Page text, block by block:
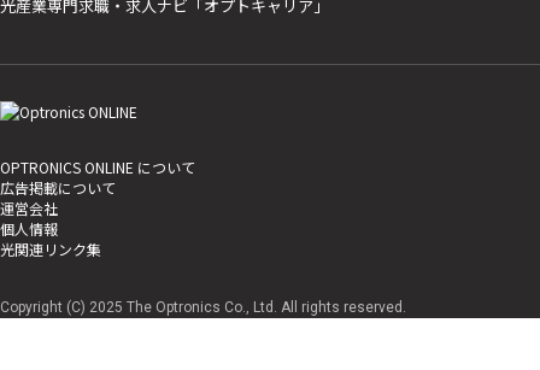
光産業専門求職・求人ナビ「オプトキャリア」
OPTRONICS ONLINE について
広告掲載について
運営会社
個人情報
光関連リンク集
Copyright (C) 2025 The Optronics Co., Ltd. All rights reserved.